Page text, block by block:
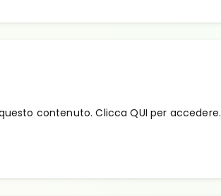
contenuto. Clicca QUI per accedere.